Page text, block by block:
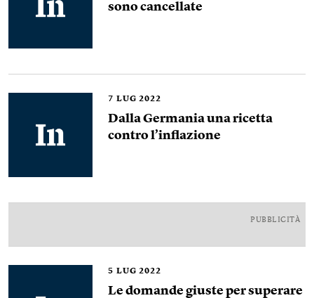
sono cancellate
7 LUG 2022
Dalla Germania una ricetta
contro l’inflazione
PUBBLICITÀ
5 LUG 2022
Le domande giuste per superare